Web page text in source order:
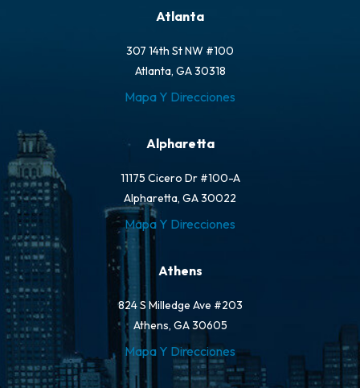
Atlanta
307 14th St NW #100
Atlanta, GA 30318
Mapa Y Direcciones
Alpharetta
11175 Cicero Dr #100-A
Alpharetta, GA 30022
Mapa Y Direcciones
Athens
824 S Milledge Ave #203
Athens, GA 30605
Mapa Y Direcciones